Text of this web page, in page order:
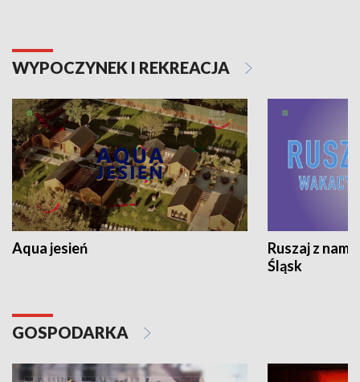
WYPOCZYNEK I REKREACJA
Aqua jesień
Ruszaj z
Śląsk
GOSPODARKA